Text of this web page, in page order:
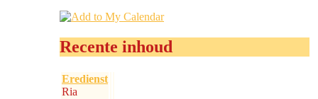
Recente inhoud
Eredienst
Ria